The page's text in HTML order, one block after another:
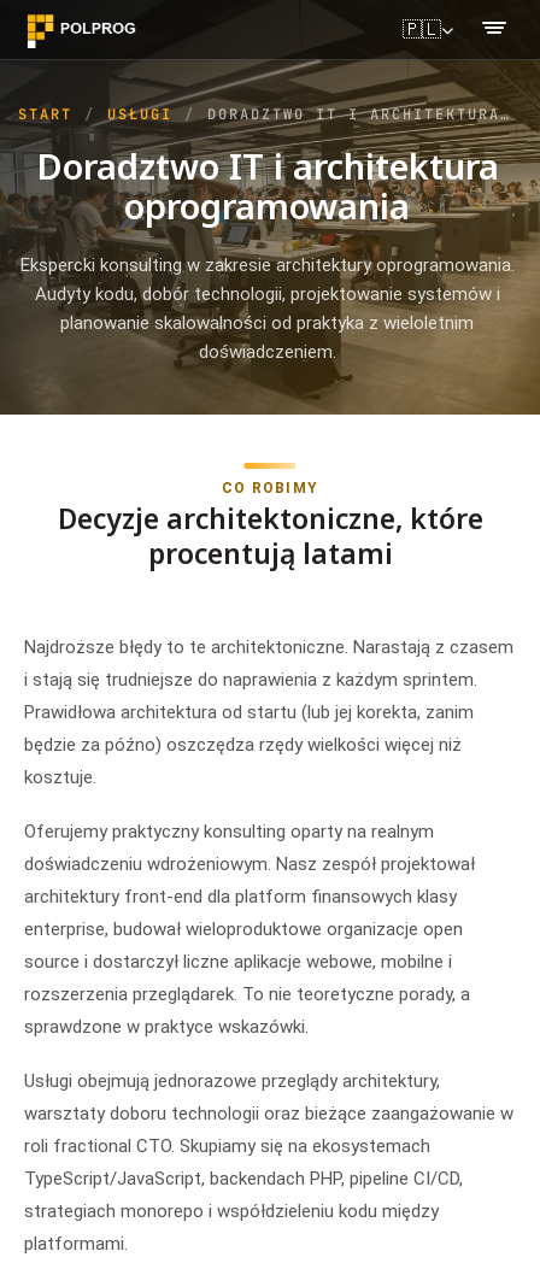
🇵🇱
Doradztwo IT i architektura
oprogramowania
Ekspercki konsulting w zakresie architektury oprogramowania.
Audyty kodu, dobór technologii, projektowanie systemów i
planowanie skalowalności od praktyka z wieloletnim
doświadczeniem.
START USŁUGI DORADZTWO IT I ARCHITEKTURA OPROGRAMOWANIA
CO ROBIMY
Decyzje architektoniczne, które
procentują latami
Najdroższe błędy to te architektoniczne. Narastają z czasem
i stają się trudniejsze do naprawienia z każdym sprintem.
Prawidłowa architektura od startu (lub jej korekta, zanim
będzie za późno) oszczędza rzędy wielkości więcej niż
kosztuje.
Oferujemy praktyczny konsulting oparty na realnym
doświadczeniu wdrożeniowym. Nasz zespół projektował
architektury front-end dla platform finansowych klasy
enterprise, budował wieloproduktowe organizacje open
source i dostarczył liczne aplikacje webowe, mobilne i
rozszerzenia przeglądarek. To nie teoretyczne porady, a
sprawdzone w praktyce wskazówki.
Usługi obejmują jednorazowe przeglądy architektury,
warsztaty doboru technologii oraz bieżące zaangażowanie w
roli fractional CTO. Skupiamy się na ekosystemach
TypeScript/JavaScript, backendach PHP, pipeline CI/CD,
strategiach monorepo i współdzieleniu kodu między
platformami.